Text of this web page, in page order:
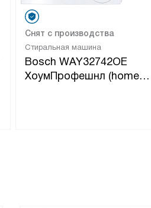
Стиральная машина
Bosch WAY32742OE
ХоумПрофешнл (home
Снят с производства